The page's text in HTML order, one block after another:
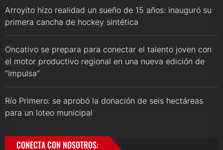
Arroyito hizo realidad un sueño de 15 años: inauguró su
primera cancha de hockey sintética
Oncativo se prepara para conectar el talento joven con
el motor productivo regional en una nueva edición de
“Impulsa”
Río Primero: se aprobó la donación de seis hectáreas
para un loteo municipal
CONECTA CON NOSOTROS: